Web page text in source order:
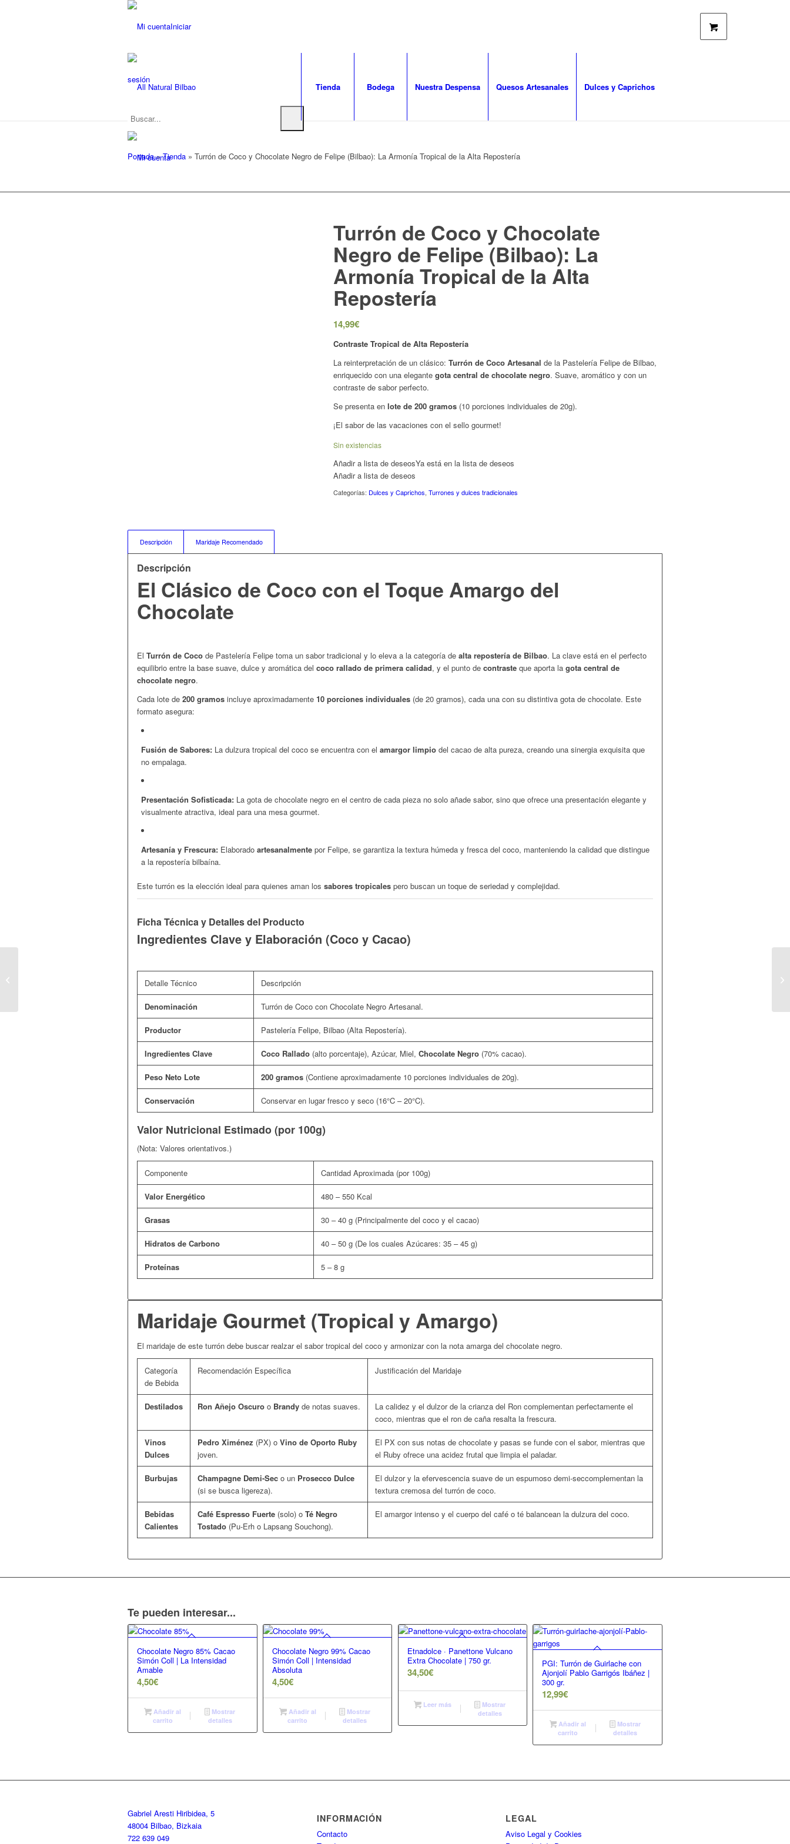
Iniciar
sesión
Tienda Bodega Nuestra Despensa Quesos Artesanales Dulces y Caprichos
Portada»Tienda » Turrón de Coco y Chocolate Negro de Felipe (Bilbao): La Armonía Tropical de la Alta Repostería
Turrón de Coco y Chocolate
Negro de Felipe (Bilbao): La
Armonía Tropical de la Alta
Repostería
14,99€
Contraste Tropical de Alta Repostería
La reinterpretación de un clásico:Turrón de Coco Artesanal de la Pastelería Felipe de Bilbao,
enriquecido con una elegantegota central de chocolate negro. Suave, aromático y con un
contraste de sabor perfecto.
Se presenta enlote de 200 gramos (10 porciones individuales de 20g).
¡El sabor de las vacaciones con el sellogourmet!
Sin existencias
Añadir a lista de deseosYa está en la lista de deseos
Añadir a lista de deseos
Categorías: Dulces y Caprichos,Turrones y dulces tradicionales
Descripción Maridaje Recomendado
Descripción
El Clásico de Coco con el Toque Amargo del
Chocolate
El Turrón de Coco de Pastelería Felipe toma un sabor tradicional y lo eleva a la categoría de alta repostería de Bilbao. La clave está en el perfecto
equilibrio entre la base suave, dulce y aromática del coco rallado de primera calidad, y el punto de contraste que aporta la gota central de
chocolate negro.
Cada lote de 200 gramos incluye aproximadamente 10 porciones individuales (de 20 gramos), cada una con su distintiva gota de chocolate. Este
formato asegura:
Fusión de Sabores: La dulzura tropical del coco se encuentra con el amargor limpio del cacao de alta pureza, creando una sinergia exquisita que
no empalaga.
Presentación Sofisticada: La gota de chocolate negro en el centro de cada pieza no solo añade sabor, sino que ofrece una presentación elegante y
visualmente atractiva, ideal para una mesa gourmet.
Artesanía y Frescura: Elaborado artesanalmente por Felipe, se garantiza la textura húmeda y fresca del coco, manteniendo la calidad que distingue
a la repostería bilbaína.
Este turrón es la elección ideal para quienes aman los sabores tropicales pero buscan un toque de seriedad y complejidad.
Ficha Técnica y Detalles del Producto
Ingredientes Clave y Elaboración (Coco y Cacao)
Detalle Técnico Descripción
Denominación Turrón de Coco con Chocolate Negro Artesanal.
Productor Pastelería Felipe, Bilbao (Alta Repostería).
Ingredientes Clave Coco Rallado (alto porcentaje), Azúcar, Miel, Chocolate Negro (70% cacao).
Peso Neto Lote 200 gramos (Contiene aproximadamente 10 porciones individuales de 20g).
Conservación Conservar en lugar fresco y seco (16°C – 20°C).
Valor Nutricional Estimado (por 100g)
(Nota: Valores orientativos.)
Componente Cantidad Aproximada (por 100g)
Valor Energético 480 – 550 Kcal
Grasas 30 – 40 g (Principalmente del coco y el cacao)
Hidratos de Carbono 40 – 50 g (De los cuales Azúcares: 35 – 45 g)
Proteínas 5 – 8 g
Maridaje Gourmet (Tropical y Amargo)
El maridaje de este turrón debe buscar realzar el sabor tropical del coco y armonizar con la nota amarga del chocolate negro.
Categoría
de Bebida
Recomendación Específica Justificación del Maridaje
Destilados Ron Añejo Oscuro o Brandy de notas suaves.
La calidez y el dulzor de la crianza del Ron complementan perfectamente el
coco, mientras que el ron de caña resalta la frescura.
Vinos
Dulces
Pedro Ximénez (PX) o Vino de Oporto Ruby
joven.
El PX con sus notas de chocolate y pasas se funde con el sabor, mientras que
el Ruby ofrece una acidez frutal que limpia el paladar.
Burbujas Champagne Demi-Sec o un Prosecco Dulce
(si se busca ligereza).
El dulzor y la efervescencia suave de un espumoso demi-seccomplementan la
textura cremosa del turrón de coco.
Bebidas
Calientes
Café Espresso Fuerte (solo) o Té Negro
Tostado (Pu-Erh o Lapsang Souchong).
El amargor intenso y el cuerpo del café o té balancean la dulzura del coco.
Te pueden interesar...
Chocolate Negro 85% Cacao
Simón Coll | La Intensidad
Amable
4,50€
Añadir al
carrito
Mostrar
detalles
Chocolate Negro 99% Cacao
Simón Coll | Intensidad
Absoluta
4,50€
Añadir al
carrito
Mostrar
detalles
Etnadolce · Panettone Vulcano
Extra Chocolate | 750 gr.
34,50€
Leer más
Mostrar
detalles
PGI: Turrón de Guirlache con
Ajonjolí Pablo Garrigós Ibáñez |
300 gr.
12,99€
Añadir al
carrito
Mostrar
detalles
Gabriel Aresti Hiribidea, 5
48004 Bilbao, Bizkaia
722 639 049
INFORMACIÓN
Contacto
LEGAL
Aviso Legal y Cookies